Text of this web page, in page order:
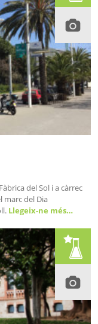
del Sol i a càrrec
marc del Dia
Llegeix-ne més…